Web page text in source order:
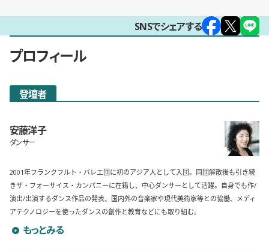
SNSでシェアする
プロフィール
登壇者
安藤洋子
ダンサー
2001年フランクフルト・バレエ団に初のアジア人として入団。同団解散後も引き続
きザ・フォーサイス・カンパニーに在籍し、中心ダンサーとして活躍。自身でも作/
演出/出演するダンス作品の発表、国内外の音楽家や現代美術家等との協働、メディ
アテクノロジーを使ったダンスの創作と教育などにも取り組む。
安藤洋子のプロフィールを詳しく見る
もっとみる